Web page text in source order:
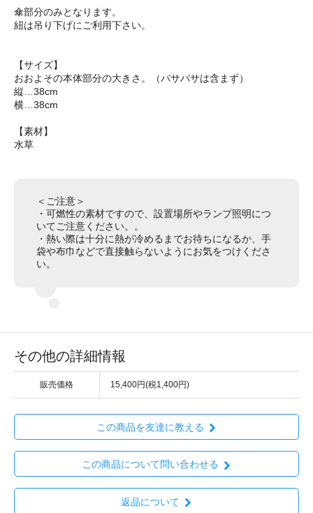
傘部分のみとなります。
紐は吊り下げにご利用下さい。
【サイズ】
おおよその本体部分の大きさ。（バサバサは含まず）
縦…38cm
横…38cm
【素材】
水草
＜ご注意＞
・可燃性の素材ですので、設置場所やランプ照明につ
いてご注意ください。。
・熱い際は十分に熱が冷めるまでお待ちになるか、手
袋や布巾などで直接触らないようにお気をつけくださ
い。
その他の詳細情報
販売価格 15,400円(税1,400円)
この商品を友達に教える
この商品について問い合わせる
返品について